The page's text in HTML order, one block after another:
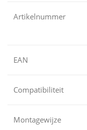
Artikelnummer
EAN
Compatibiliteit
Montagewijze